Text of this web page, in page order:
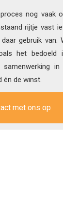
nog vaak
rijtje vast
gebruik van.
het bedoeld
samenwerking
én de winst.
met ons op